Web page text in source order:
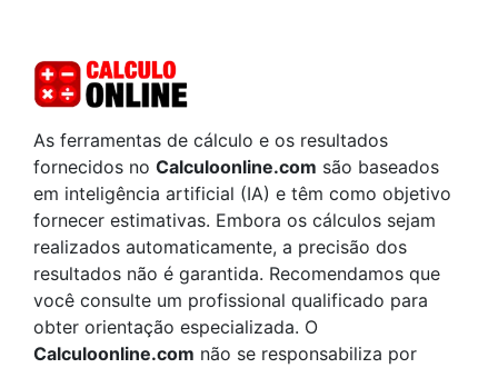
As ferramentas de cálculo e os resultados
fornecidos no Calculoonline.com são baseados
em inteligência artificial (IA) e têm como objetivo
fornecer estimativas. Embora os cálculos sejam
realizados automaticamente, a precisão dos
resultados não é garantida. Recomendamos que
você consulte um profissional qualificado para
obter orientação especializada. O
Calculoonline.com não se responsabiliza por